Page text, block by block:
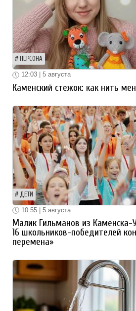
ПЕРСОНА
12:03 | 5 августа
Каменский стежок: как нить
ДЕТИ
10:55 | 5 августа
Малик Гильманов из Каменска-
16 школьников-победителей
перемена»